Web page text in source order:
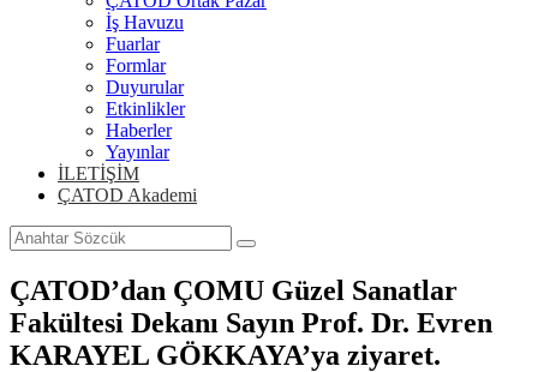
İş Havuzu
Fuarlar
Formlar
Duyurular
Etkinlikler
Haberler
Yayınlar
İLETİŞİM
ÇATOD Akademi
ÇATOD’dan ÇOMU Güzel Sanatlar
Fakültesi Dekanı Sayın Prof. Dr. Evren
KARAYEL GÖKKAYA’ya ziyaret.